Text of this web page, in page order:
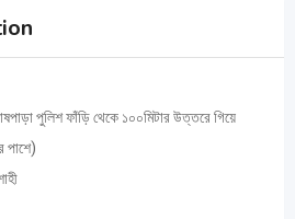
পুলিশ ফাঁড়ি থেকে ১০০মিটার উত্তরে গিয়ে
পাশে)